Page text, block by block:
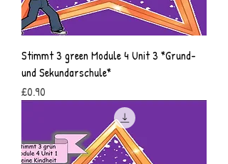
Stimmt 3 green Module 4 Unit 3 *Grund-
und Sekundarschule*
Price
£0.90